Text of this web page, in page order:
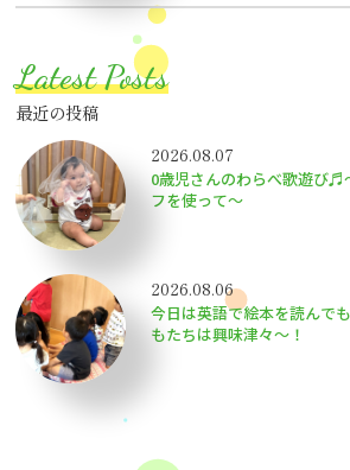
Latest Posts
最近の投稿
2026.08.07
0歳児さんのわらべ歌遊び♬
フを使って～
2026.08.06
今日は英語で絵本を読んで
もたちは興味津々〜！